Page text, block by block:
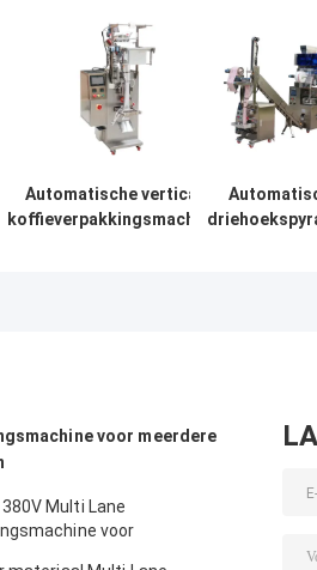
Automatische verticale
koffieverpakkingsmachines
voor meerdere
Multi Lane
voor